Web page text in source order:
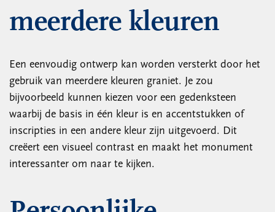
meerdere kleuren
Een eenvoudig ontwerp kan worden versterkt door het
gebruik van meerdere kleuren graniet. Je zou
bijvoorbeeld kunnen kiezen voor een gedenksteen
waarbij de basis in één kleur is en accentstukken of
inscripties in een andere kleur zijn uitgevoerd. Dit
creëert een visueel contrast en maakt het monument
interessanter om naar te kijken.